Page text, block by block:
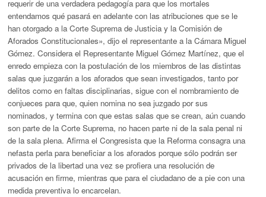
requerir de una verdadera pedagogía para que los mortales
entendamos qué pasará en adelante con las atribuciones que se le
han otorgado a la Corte Suprema de Justicia y la Comisión de
Aforados Constitucionales», dijo el representante a la Cámara Miguel
Gómez. Considera el Representante Miguel Gómez Martínez, que el
enredo empieza con la postulación de los miembros de las distintas
salas que juzgarán a los aforados que sean investigados, tanto por
delitos como en faltas disciplinarias, sigue con el nombramiento de
conjueces para que, quien nomina no sea juzgado por sus
nominados, y termina con que estas salas que se crean, aún cuando
son parte de la Corte Suprema, no hacen parte ni de la sala penal ni
de la sala plena. Afirma el Congresista que la Reforma consagra una
nefasta perla para beneficiar a los aforados porque sólo podrán ser
privados de la libertad una vez se profiera una resolución de
acusación en firme, mientras que para el ciudadano de a pie con una
medida preventiva lo encarcelan.